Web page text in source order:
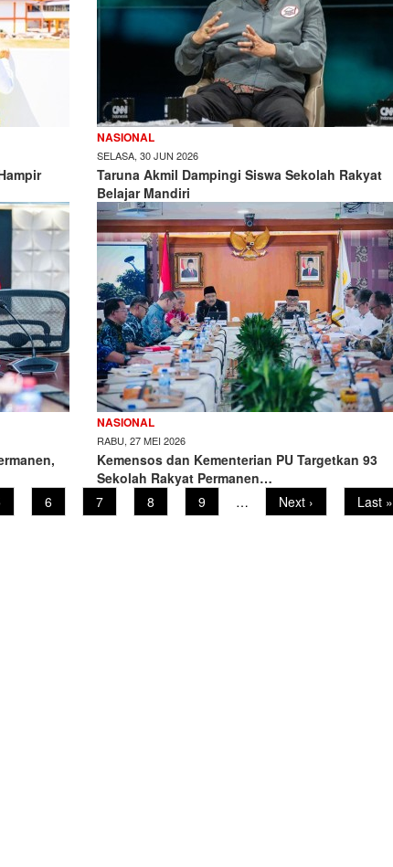
NASIONAL
SELASA, 30 JUN 2026
Taruna Akmil Dampingi Siswa Sekolah Rakyat
Belajar Mandiri
NASIONAL
RABU, 27 MEI 2026
Kemensos dan Kementerian PU Targetkan 93
Sekolah Rakyat Permanen…
Page
6 Page
7 Page
8 Page
9 …
Next
page
Next ›
Last
page
Last »